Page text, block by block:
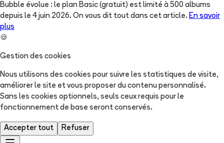
Bubble évolue : le plan Basic (gratuit) est limité à 500 albums
depuis le 4 juin 2026. On vous dit tout dans cet article. En savoir
plus
🍪
Gestion des cookies
Nous utilisons des cookies pour suivre les statistiques de visite,
améliorer le site et vous proposer du contenu personnalisé.
Sans les cookies optionnels, seuls ceux requis pour le
fonctionnement de base seront conservés.
Accepter tout Refuser